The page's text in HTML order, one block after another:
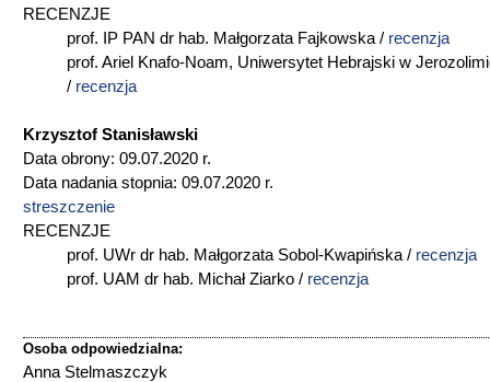
RECENZJE
prof. IP PAN dr hab. Małgorzata Fajkowska / recenzja
prof. Ariel Knafo-Noam, Uniwersytet Hebrajski w
/ recenzja
Krzysztof Stanisławski
Data obrony: 09.07.2020 r.
Data nadania stopnia: 09.07.2020 r.
streszczenie
RECENZJE
prof. UWr dr hab. Małgorzata Sobol-Kwapińska / recenzja
prof. UAM dr hab. Michał Ziarko / recenzja
Osoba odpowiedzialna:
Anna Stelmaszczyk